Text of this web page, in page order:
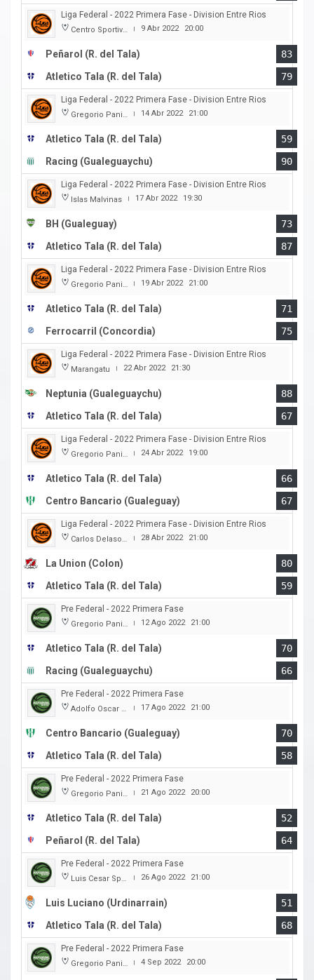
Liga Federal - 2022 Primera Fase - Division Entre Rios
Centro Sportivo Peñarol | 9 Abr 2022 20:00
Peñarol (R. del Tala)
83
Atletico Tala (R. del Tala)
79
Liga Federal - 2022 Primera Fase - Division Entre Rios
Gregorio Panizza | 14 Abr 2022 21:00
Atletico Tala (R. del Tala)
59
Racing (Gualeguaychu)
90
Liga Federal - 2022 Primera Fase - Division Entre Rios
Islas Malvinas | 17 Abr 2022 19:30
BH (Gualeguay)
73
Atletico Tala (R. del Tala)
87
Liga Federal - 2022 Primera Fase - Division Entre Rios
Gregorio Panizza | 19 Abr 2022 21:00
Atletico Tala (R. del Tala)
71
Ferrocarril (Concordia)
75
Liga Federal - 2022 Primera Fase - Division Entre Rios
Marangatu | 22 Abr 2022 21:30
Neptunia (Gualeguaychu)
88
Atletico Tala (R. del Tala)
67
Liga Federal - 2022 Primera Fase - Division Entre Rios
Gregorio Panizza | 24 Abr 2022 19:00
Atletico Tala (R. del Tala)
66
Centro Bancario (Gualeguay)
67
Liga Federal - 2022 Primera Fase - Division Entre Rios
Carlos Delasoie | 28 Abr 2022 21:00
La Union (Colon)
80
Atletico Tala (R. del Tala)
59
Pre Federal - 2022 Primera Fase
Gregorio Panizza | 12 Ago 2022 21:00
Atletico Tala (R. del Tala)
70
Racing (Gualeguaychu)
66
Pre Federal - 2022 Primera Fase
Adolfo Oscar Capurro | 17 Ago 2022 21:00
Centro Bancario (Gualeguay)
70
Atletico Tala (R. del Tala)
58
Pre Federal - 2022 Primera Fase
Gregorio Panizza | 21 Ago 2022 20:00
Atletico Tala (R. del Tala)
52
Peñarol (R. del Tala)
64
Pre Federal - 2022 Primera Fase
Luis Cesar Spiazzi | 26 Ago 2022 21:00
Luis Luciano (Urdinarrain)
51
Atletico Tala (R. del Tala)
68
Pre Federal - 2022 Primera Fase
Gregorio Panizza | 4 Sep 2022 20:00